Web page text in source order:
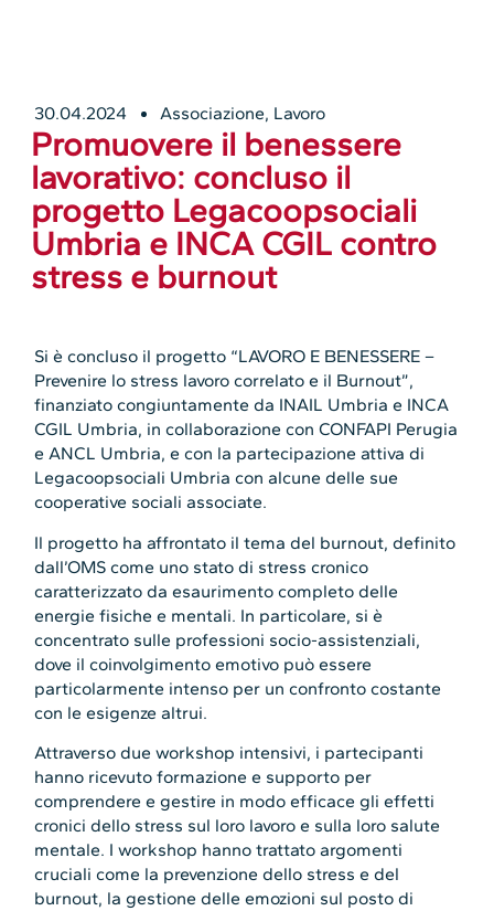
30.04.2024 Associazione, Lavoro
Promuovere il benessere
lavorativo: concluso il
progetto Legacoopsociali
Umbria e INCA CGIL contro
stress e burnout
Si è concluso il progetto “LAVORO E BENESSERE –
Prevenire lo stress lavoro correlato e il Burnout”,
finanziato congiuntamente da INAIL Umbria e INCA
CGIL Umbria, in collaborazione con CONFAPI Perugia
e ANCL Umbria, e con la partecipazione attiva di
Legacoopsociali Umbria con alcune delle sue
cooperative sociali associate.
Il progetto ha affrontato il tema del burnout, definito
dall’OMS come uno stato di stress cronico
caratterizzato da esaurimento completo delle
energie fisiche e mentali. In particolare, si è
concentrato sulle professioni socio-assistenziali,
dove il coinvolgimento emotivo può essere
particolarmente intenso per un confronto costante
con le esigenze altrui.
Attraverso due workshop intensivi, i partecipanti
hanno ricevuto formazione e supporto per
comprendere e gestire in modo efficace gli effetti
cronici dello stress sul loro lavoro e sulla loro salute
mentale. I workshop hanno trattato argomenti
cruciali come la prevenzione dello stress e del
burnout, la gestione delle emozioni sul posto di